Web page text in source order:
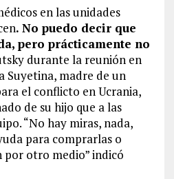
en las unidades
. No puedo decir que
pero prácticamente no
durante la reunión en
Suyetina, madre de un
el conflicto en Ucrania,
de su hijo que a las
“No hay miras, nada,
para comprarlas o
por otro medio” indicó